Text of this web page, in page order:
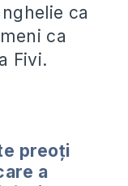
ca
ca
Fivi.
preoţi
a